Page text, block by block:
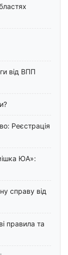
від ВПП
Реєстрація
ЮА»:
справу від
правила та